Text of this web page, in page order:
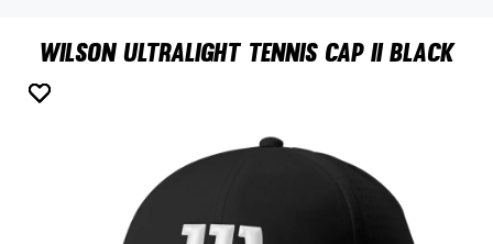
Wilson Ultralight Tennis Cap II Black